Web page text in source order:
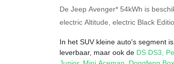
De Jeep Avenger* 54kWh is
electric Altitude, electric Black
In het SUV kleine auto's segment
leverbaar, maar ook de DS DS3,